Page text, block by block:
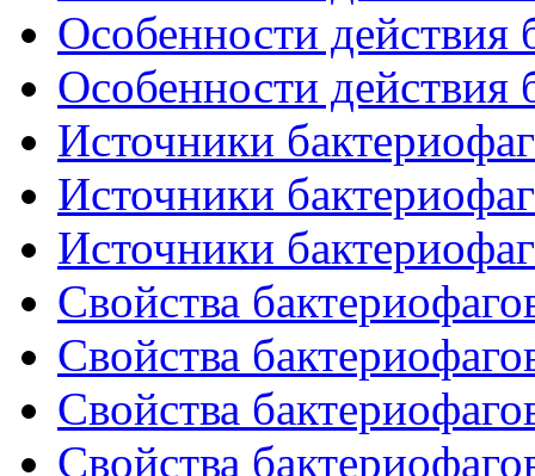
Особенности действия
Особенности действия
Источники
Источники
Источники
Свойства
Свойства
Свойства
Свойства